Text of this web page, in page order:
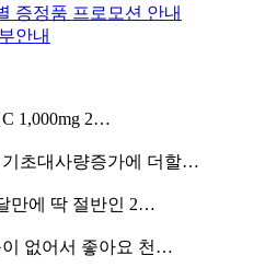
증정품 프로모션 안내
안내
1,000mg 2…
초대사량증가에 더할…
만에 딱 절반인 2…
없어서 좋아요 천…